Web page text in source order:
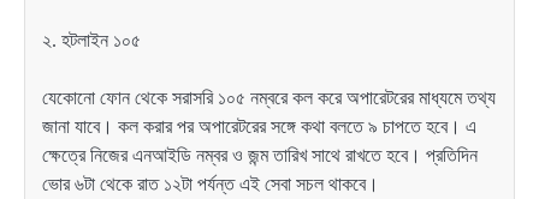
২. হটলাইন ১০৫
যেকোনো ফোন থেকে সরাসরি ১০৫ নম্বরে কল করে অপারেটরের মাধ্যমে তথ্য
জানা যাবে। কল করার পর অপারেটরের সঙ্গে কথা বলতে ৯ চাপতে হবে। এ
ক্ষেত্রে নিজের এনআইডি নম্বর ও জন্ম তারিখ সাথে রাখতে হবে। প্রতিদিন
ভোর ৬টা থেকে রাত ১২টা পর্যন্ত এই সেবা সচল থাকবে।